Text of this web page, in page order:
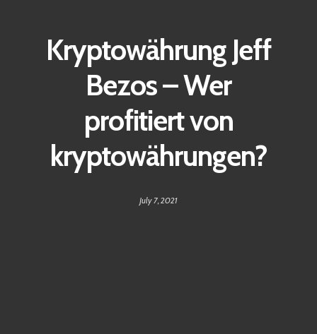
Kryptowährung Jeff
Bezos – Wer
profitiert von
kryptowährungen?
July 7, 2021